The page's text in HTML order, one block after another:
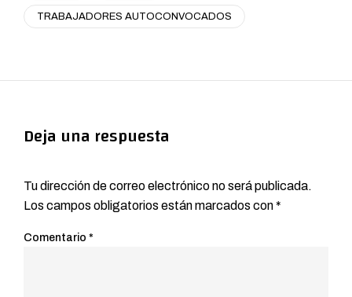
TRABAJADORES AUTOCONVOCADOS
Deja una respuesta
Tu dirección de correo electrónico no será publicada.
Los campos obligatorios están marcados con*
Comentario *